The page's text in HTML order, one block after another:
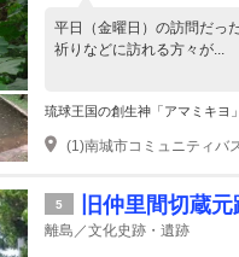
平日（金曜日）の訪問だっ
祈りなどに訪れる方々が...
琉球王国の創生神「アマミキヨ
(1)南城市コミュニティバ
5 旧仲里間切蔵
離島／文化史跡・遺跡